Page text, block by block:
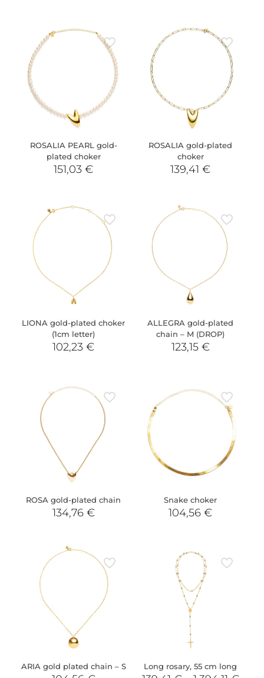
ROSALIA PEARL gold-
plated choker
151,03€
ROSALIA gold-plated
choker
139,41€
LIONA gold-plated choker
(1cm letter)
102,23€
ALLEGRA gold-plated
chain – M (DROP)
123,15 €
ROSA gold-plated chain
134,76 €
Snake choker
104,56€
ARIA gold plated chain – S Long rosary, 55 cm long